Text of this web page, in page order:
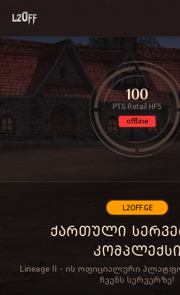
L2OFF.GE
ქართული
კომპლექსი
Lineage II - ის ოფიციალური
ჩვენს სერვერზე!
100
PTS Retail HF5
offline